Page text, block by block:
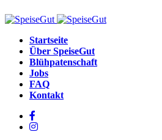
Startseite
Über SpeiseGut
Blühpatenschaft
Jobs
FAQ
Kontakt